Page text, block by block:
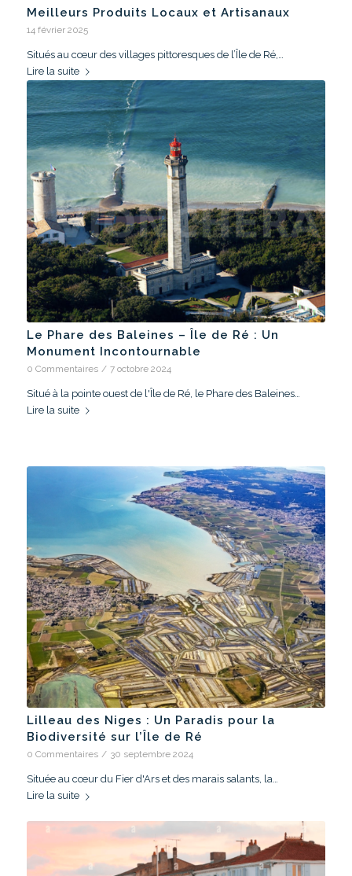
Meilleurs Produits Locaux et Artisanaux
14 février 2025
Situés au cœur des villages pittoresques de l’Île de Ré,…
Lire la suite
Le Phare des Baleines – Île de Ré : Un
Monument Incontournable
0 Commentaires / 7 octobre 2024
Situé à la pointe ouest de l'Île de Ré, le Phare des Baleines…
Lire la suite
Lilleau des Niges : Un Paradis pour la
Biodiversité sur l’Île de Ré
0 Commentaires / 30 septembre 2024
Située au cœur du Fier d'Ars et des marais salants, la…
Lire la suite